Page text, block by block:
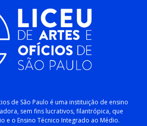
de São Paulo é uma instituição de ensino
sem fins lucrativos, filantrópica, que
e o Ensino Técnico Integrado ao Médio.